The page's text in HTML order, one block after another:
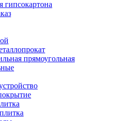
гипсокартона
прямоугольная